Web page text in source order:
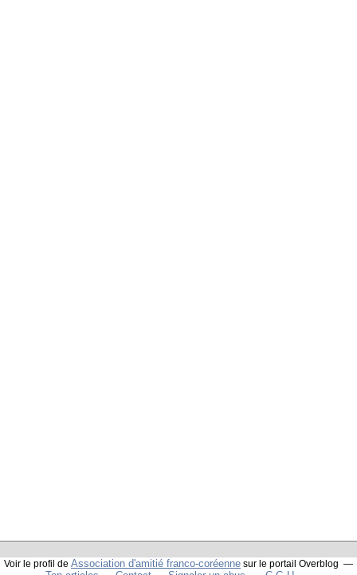
Voir le profil de Association d'amitié franco-coréenne sur le portail Overblog